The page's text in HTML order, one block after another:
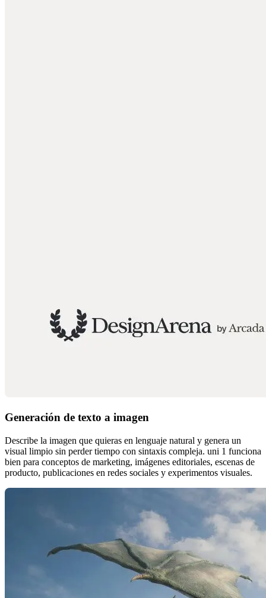
Generación de texto a imagen
Describe la imagen que quieras en lenguaje natural y genera un
visual limpio sin perder tiempo con sintaxis compleja. uni 1 funciona
bien para conceptos de marketing, imágenes editoriales, escenas de
producto, publicaciones en redes sociales y experimentos visuales.